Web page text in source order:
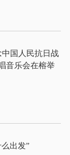
国人民抗日战
音乐会在榕举
习语｜总书记为何反复强调“不能忘记为什么出发”